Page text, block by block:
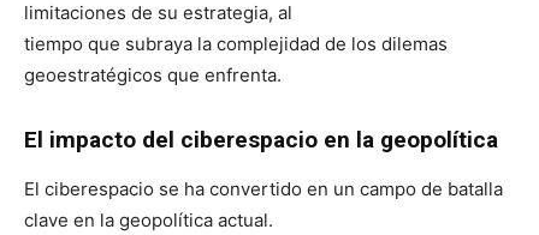
limitaciones de su estrategia, al
tiempo que subraya la complejidad de los dilemas
geoestratégicos que enfrenta.
El impacto del ciberespacio en la geopolítica
El ciberespacio se ha convertido en un campo de batalla
clave en la geopolítica actual.